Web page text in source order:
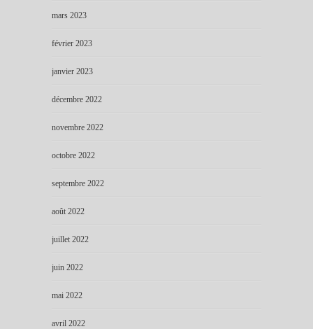
mars 2023
février 2023
janvier 2023
décembre 2022
novembre 2022
octobre 2022
septembre 2022
août 2022
juillet 2022
juin 2022
mai 2022
avril 2022